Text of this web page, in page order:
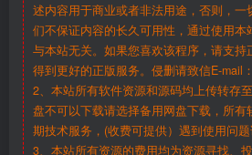
述内容用于商业或者非法用途，否则，一
们不保证内容的长久可用性，通过使用本
与本站无关。如果您喜欢该程序，请支持
得到更好的正版服务。侵删请致信E-mail
2、本站所有软件资源和源码均上传转存
盘不可以下载请选择备用网盘下载，所有
期技术服务，(收费可提供）遇到使用问
3、本站所有资源的费用均为资源寻找、